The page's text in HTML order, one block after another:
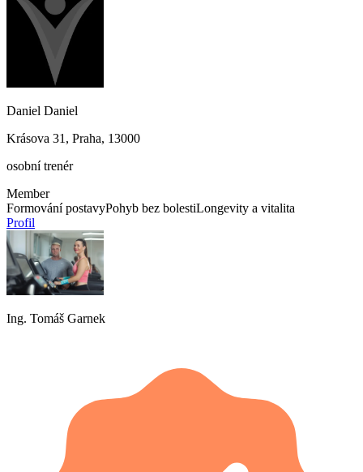
Daniel Daniel
Krásova 31, Praha, 13000
osobní trenér
Member
Formování postavyPohyb bez bolestiLongevity a vitalita
Profil
Ing. Tomáš Garnek